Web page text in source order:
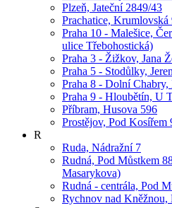
Plzeň, Jateční 2849/43
Prachatice, Krumlovská
Praha 10 - Malešice,
ulice Třebohostická)
Praha 3 - Žižkov, Jana
Praha 5 - Stodůlky,
Praha 8 - Dolní
Praha 9 - Hloubětín, U
Příbram, Husova 596
Prostějov, Pod Kosířem
R
Ruda, Nádražní 7
Rudná, Pod Můstkem
Masarykova)
Rudná - centrála, Pod
Rychnov nad Kněžnou,